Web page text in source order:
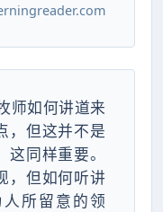
师如何讲道来
，但这并不是
同样重要。
，但如何听讲
所留意的领